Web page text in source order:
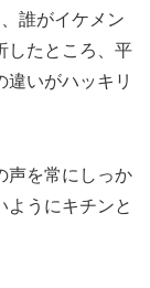
誰がイケメン
したところ、平
いがハッキリ
声を常にしっか
ようにキチンと